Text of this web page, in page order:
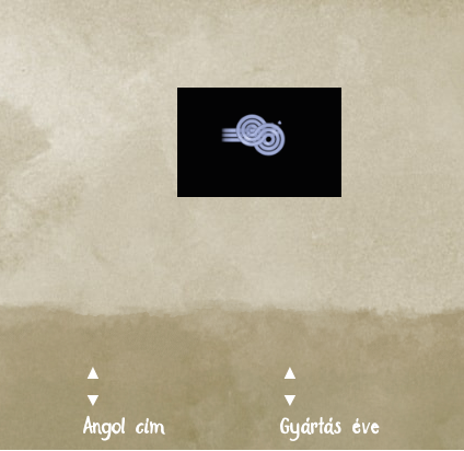
▲
▼
Angol cím
▲
▼
Gyártás éve